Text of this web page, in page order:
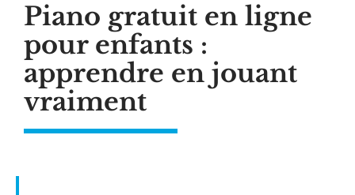
Piano gratuit en ligne
pour enfants :
apprendre en jouant
vraiment